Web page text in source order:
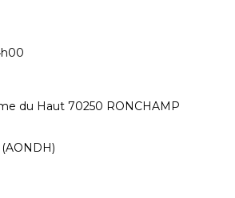
du Haut 70250 RONCHAMP